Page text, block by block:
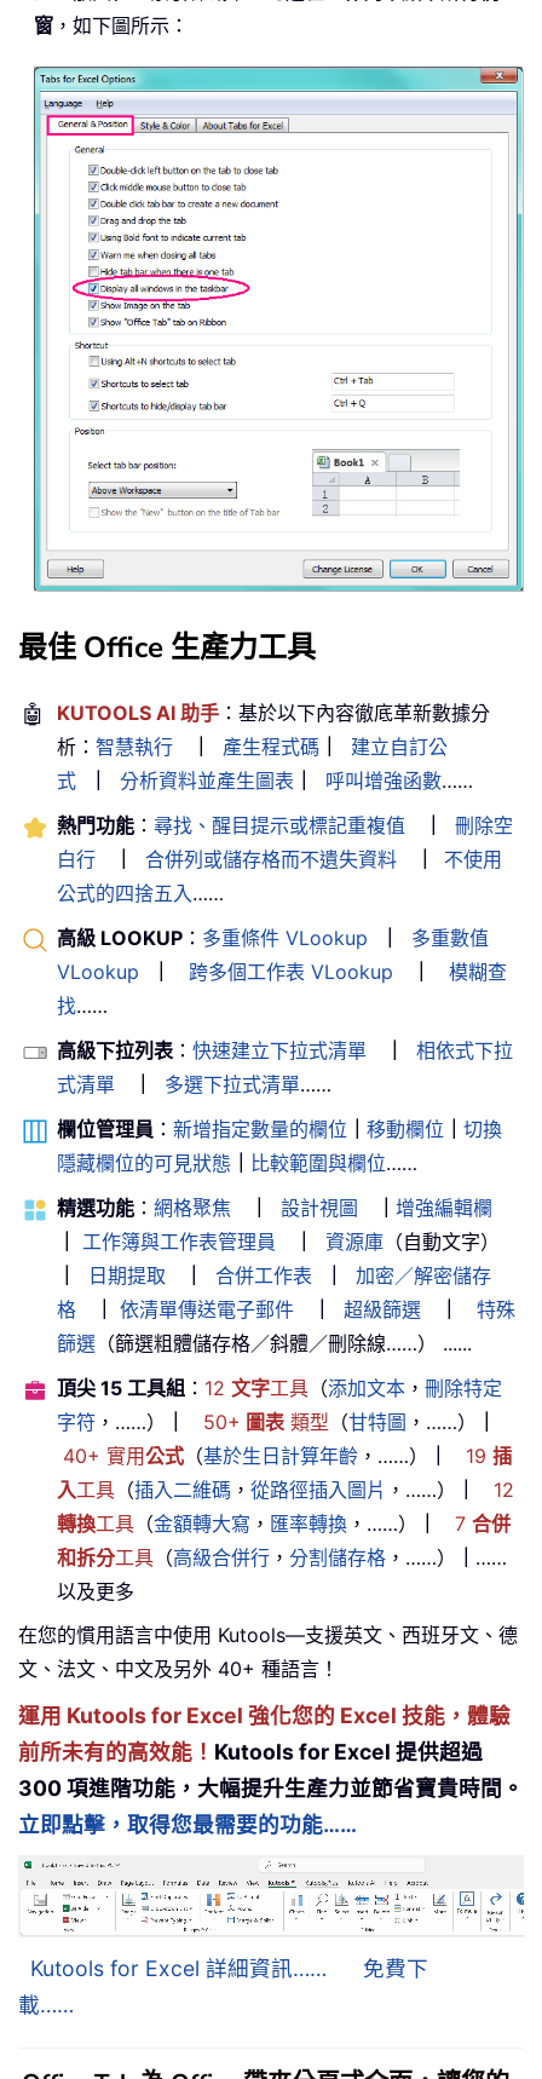
窗 ，如下圖所示：
最佳 Office 生產力工具
🤖 KUTOOLS AI 助手 ：基於以下內容徹底革新數據分
析： 智慧執行 產生程式碼
建立自訂公
式
分析資料並產生圖表 呼叫增強函數……
熱門功能 ： 尋找、醒目提示或標記重複值
刪除空
白行
合併列或儲存格而不遺失資料
不使用
公式的四捨五入……
高級 LOOKUP ： 多重條件 VLookup
多重數值
VLookup
跨多個工作表 VLookup
模糊查
找……
高級下拉列表： 快速建立下拉式清單
相依式下拉
式清單
多選下拉式清單……
欄位管理員 ： 新增指定數量的欄位 移動欄位
切換
隱藏欄位的可見狀態
比較範圍與欄位……
精選功能 ： 網格聚焦 設計視圖
增強編輯欄
工作簿與工作表管理員 資源庫 （自動文字）
日期提取 合併工作表
加密／解密儲存
格
依清單傳送電子郵件 超級篩選
特殊
篩選 （篩選粗體儲存格／斜體／刪除線……） ......
頂尖 15 工具組 ： 12 文字工具 （添加文本 ， 刪除特定
字符 ，……） 50+ 圖表類型 （甘特圖 ，……）
40+ 實用公式 （基於生日計算年齡 ，……） 19 插
入工具 （插入二維碼 ， 從路徑插入圖片 ，……）
12
轉換工具 （金額轉大寫 ， 匯率轉換 ，……） 7 合併
和拆分工具 （高級合併行 ， 分割儲存格 ，……）
……
以及更多
在您的慣用語言中使用 Kutools—支援英文、西班牙文、德
文、法文、中文及另外 40+ 種語言！
運用 Kutools for Excel 強化您的 Excel 技能，體驗
前所未有的高效能！ Kutools for Excel 提供超過
300 項進階功能，大幅提升生產力並節省寶貴時間。
立即點擊，取得您最需要的功能……
Kutools for Excel 詳細資訊……
免費下
載……